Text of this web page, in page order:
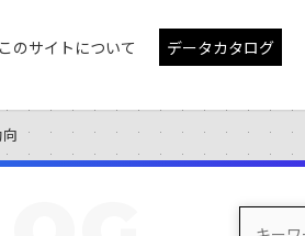
このサイトについて データカタログ